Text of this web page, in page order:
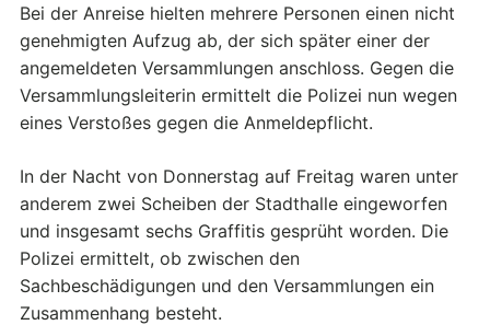
Bei der Anreise hielten mehrere Personen einen nicht
genehmigten Aufzug ab, der sich später einer der
angemeldeten Versammlungen anschloss. Gegen die
Versammlungsleiterin ermittelt die Polizei nun wegen
eines Verstoßes gegen die Anmeldepflicht.
In der Nacht von Donnerstag auf Freitag waren unter
anderem zwei Scheiben der Stadthalle eingeworfen
und insgesamt sechs Graffitis gesprüht worden. Die
Polizei ermittelt, ob zwischen den
Sachbeschädigungen und den Versammlungen ein
Zusammenhang besteht.